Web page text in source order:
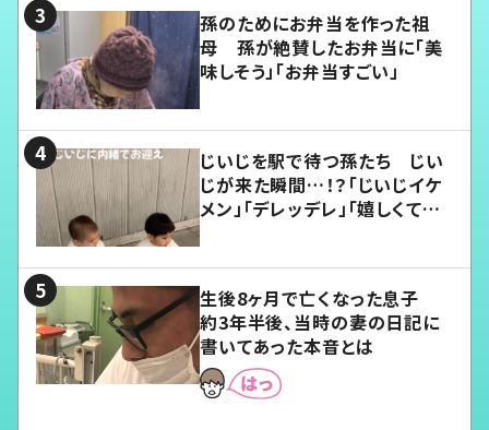
孫のためにお弁当を作った祖
母 孫が絶賛したお弁当に「美
味しそう」「お弁当すごい」
じいじを駅で待つ孫たち じい
じが来た瞬間…！？「じいじイケ
メン」「デレッデレ」「嬉しくて可
生後8ヶ月で亡くなった息子
約3年半後、当時の妻の日記に
書いてあった本音とは